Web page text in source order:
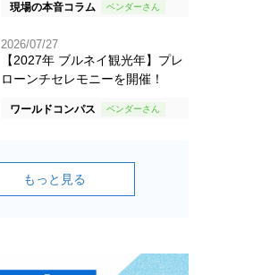
現場の本音コラム
2026/07/27
【2027年 ブルネイ観光年】プレ
ローンチセレモニーを開催！
ワールドコンパス
もっと見る